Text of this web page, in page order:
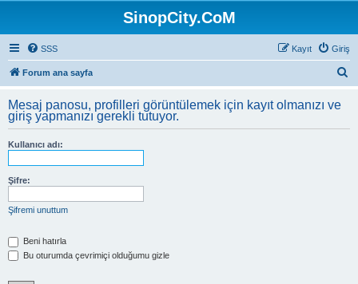
SinopCity.CoM
SSS Giriş
Kayıt
Forum ana sayfa
Mesaj panosu, profilleri görüntülemek için kayıt olmanızı ve
giriş yapmanızı gerekli tutuyor.
Kullanıcı adı:
Şifre:
Şifremi unuttum
Beni hatırla
Bu oturumda çevrimiçi olduğumu gizle